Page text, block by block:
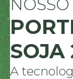
NOSSO
A